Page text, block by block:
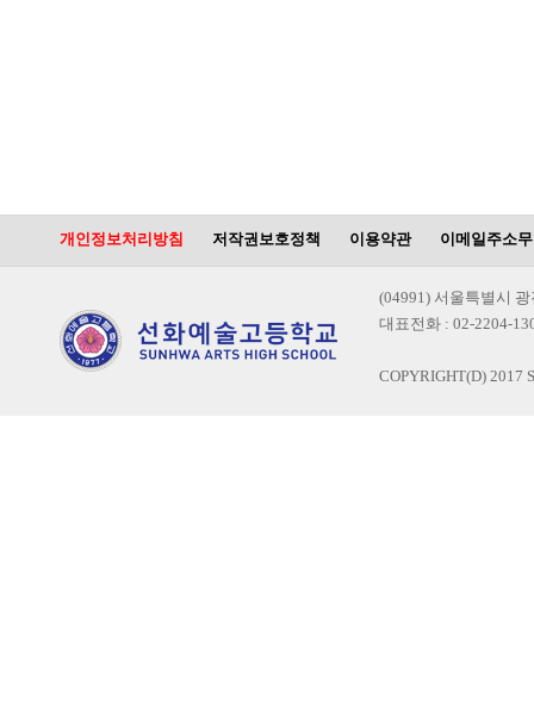
개인정보처리방침 저작권보호정책 이용약관 이메일주소
(04991) 서울특별시
대표전화 : 02-2204-
COPYRIGHT(D) 2017